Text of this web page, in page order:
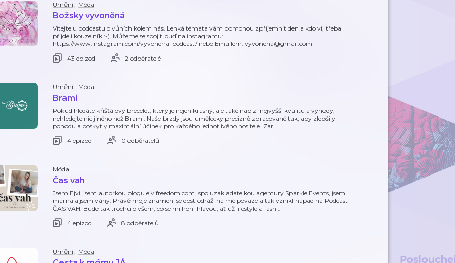
Umění, Móda
Božsky vyvoněná
Vítejte u podcastu o vůních kolem nás. Lehká témata vám pomohou zpříjemnit den a kdo ví, třeba
přijde i kouzelník :-). Můžeme se spojit buď na instagramu:
https://www.instagram.com/vyvonena_podcast/ nebo Emailem: vyvonena@gmail.com
43 epizod
2 odběratelé
Umění, Móda
Brami
Pokud hledáte křišťálový brecelet, který je nejen krásný, ale také nabízí nejvyšší kvalitu a výhody,
nehledejte nic jiného než Brami. Naše brzdy jsou umělecky precizně zpracované tak, aby zlepšily
pohodu a poskytly maximální účinek pro každého jednotlivého nositele. Zar…
4 epizod
0 odběratelů
Móda
Čas vah
Jsem Ejvi, jsem autorkou blogu ejvifreedom.com, spoluzakladatelkou agentury Sparkle Events, jsem
máma a jsem váhy. Právě moje znamení se dost odráží na mé povaze a tak vznikl nápad na Podcast
ČAS VAH. Bude tak trochu o všem, co se mi honí hlavou, ať už lifestyle a fashi…
4 epizod
8 odběratelů
Umění, Móda